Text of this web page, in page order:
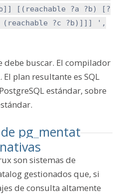
[(reachable ?a ?b) [?
(reachable ?c ?b)]]] ',
debe buscar. El compilador
plan resultante es SQL
estándar, sobre
pg_mentat
son sistemas de
gestionados que, si
de consulta altamente